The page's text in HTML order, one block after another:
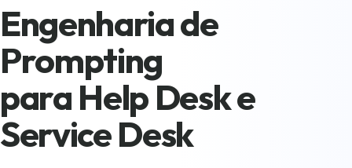
Engenharia de
Prompting
para Help Desk e
Service Desk